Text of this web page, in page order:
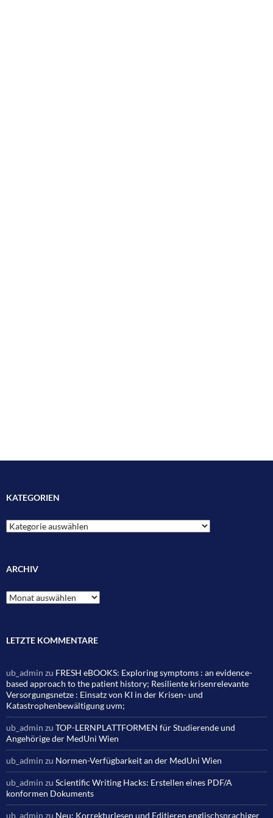
KATEGORIEN
Kategorien
ARCHIV
Archiv
LETZTE KOMMENTARE
ub_admin zu FRESH eBOOKS: Exploring symptoms : an evidence-
based approach to the patient history; Resiliente krisenrelevante
Versorgungsnetze : Einsatz von KI in der Krisen- und
Katastrophenbewältigung uvm;
ub_admin zu TOP-LERNPLATTFORMEN für Studierende und
Angehörige der MedUni Wien
ub_admin zu Normen-Verfügbarkeit an der MedUni Wien
ub_admin zu Scientific Writing Hacks: Erstellen eines PDF/A
konformen Dokuments
ub_admin zu Neu: Korrekturlesen und Editieren englischsprachiger